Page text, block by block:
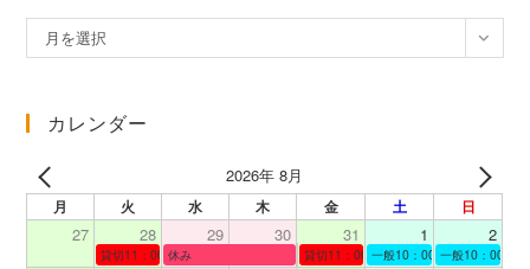
ー
イ
月を選択
カレンダー
2026年 8月
月 火 水 木 金 土 日
27 28 29 30 31 1 2
貸切11：00～12：00
休み 貸切11：00～12：00一般10：00～19：00
一般10：00～